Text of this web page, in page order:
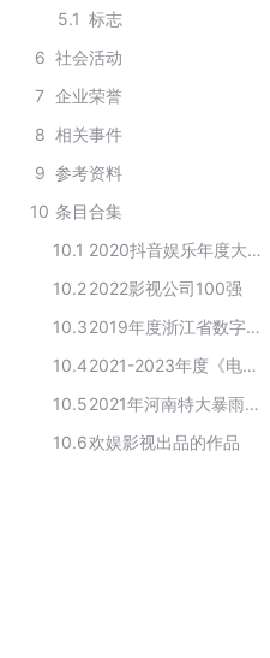
5.1 标志
6 社会活动
7 企业荣誉
8 相关事件
9 参考资料
10 条目合集
10.1
2020抖音娱乐年度大赏获奖名单
10.22022影视公司100强
10.3
2019年度浙江省数字贸易百强排行榜
10.4
2021-2023年度《电视剧制作许可证（甲种）》机构名单
10.5
2021年河南特大暴雨捐款的娱乐公司
10.6欢娱影视出品的作品